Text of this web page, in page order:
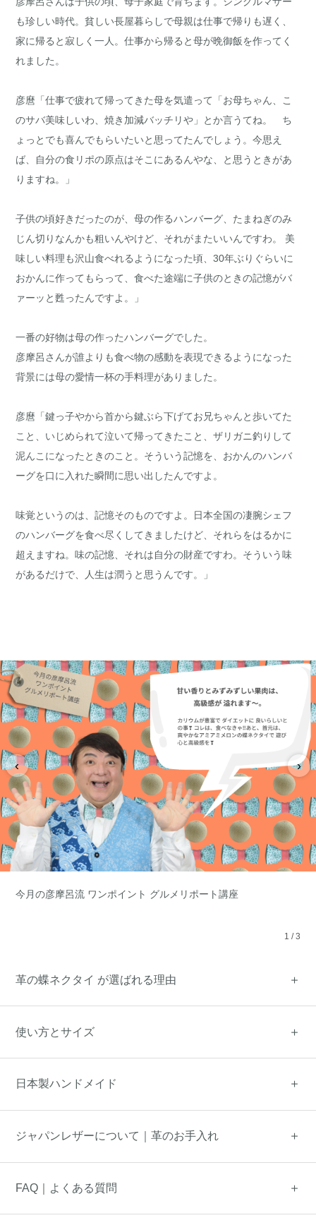
も珍しい時代。貧しい長屋暮らしで母親は仕事で帰りも遅く、
家に帰ると寂しく一人。仕事から帰ると母が晩御飯を作ってく
れました。
彦麿「仕事で疲れて帰ってきた母を気遣って「お母ちゃん、こ
のサバ美味しいわ、焼き加減バッチリや」とか言うてね。 ち
ょっとでも喜んでもらいたいと思ってたんでしょう。今思え
ば、自分の食リポの原点はそこにあるんやな、と思うときがあ
りますね。」
子供の頃好きだったのが、母の作るハンバーグ、たまねぎのみ
じん切りなんかも粗いんやけど、それがまたいいんですわ。 美
味しい料理も沢山食べれるようになった頃、30年ぶりぐらいに
おかんに作ってもらって、食べた途端に子供のときの記憶がバ
ァーッと甦ったんですよ。」
一番の好物は母の作ったハンバーグでした。
彦摩呂さんが誰よりも食べ物の感動を表現できるようになった
背景には母の愛情一杯の手料理がありました。
彦麿「鍵っ子やから首から鍵ぶら下げてお兄ちゃんと歩いてた
こと、いじめられて泣いて帰ってきたこと、ザリガニ釣りして
泥んこになったときのこと。そういう記憶を、おかんのハンバ
ーグを口に入れた瞬間に思い出したんですよ。
味覚というのは、記憶そのものですよ。日本全国の凄腕シェフ
のハンバーグを食べ尽くしてきましたけど、それらをはるかに
超えますね。味の記憶、それは自分の財産ですわ。そういう味
があるだけで、人生は潤うと思うんです。」
‹ ›
今月の彦摩呂流 ワンポイント グルメリポート講座
1 /3
革の蝶ネクタイ が選ばれる理由
使い方とサイズ
日本製ハンドメイド
ジャパンレザーについて｜革のお手入れ
FAQ｜よくある質問